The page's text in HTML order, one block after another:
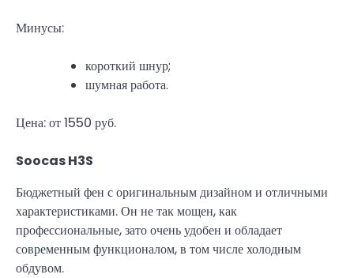
Минусы:
короткий шнур;
шумная работа.
Цена: от 1550 руб.
Soocas H3S
Бюджетный фен с оригинальным дизайном и отличными
характеристиками. Он не так мощен, как
профессиональные, зато очень удобен и обладает
современным функционалом, в том числе холодным
обдувом.